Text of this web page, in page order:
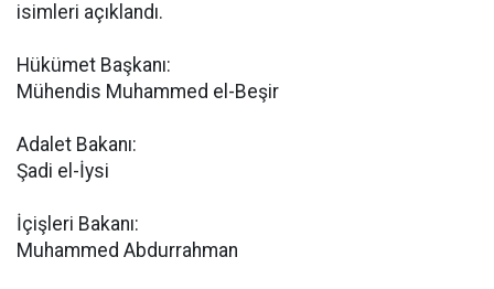
isimleri açıklandı.
Hükümet Başkanı:
Mühendis Muhammed el-Beşir
Adalet Bakanı:
Şadi el-İysi
İçişleri Bakanı:
Muhammed Abdurrahman